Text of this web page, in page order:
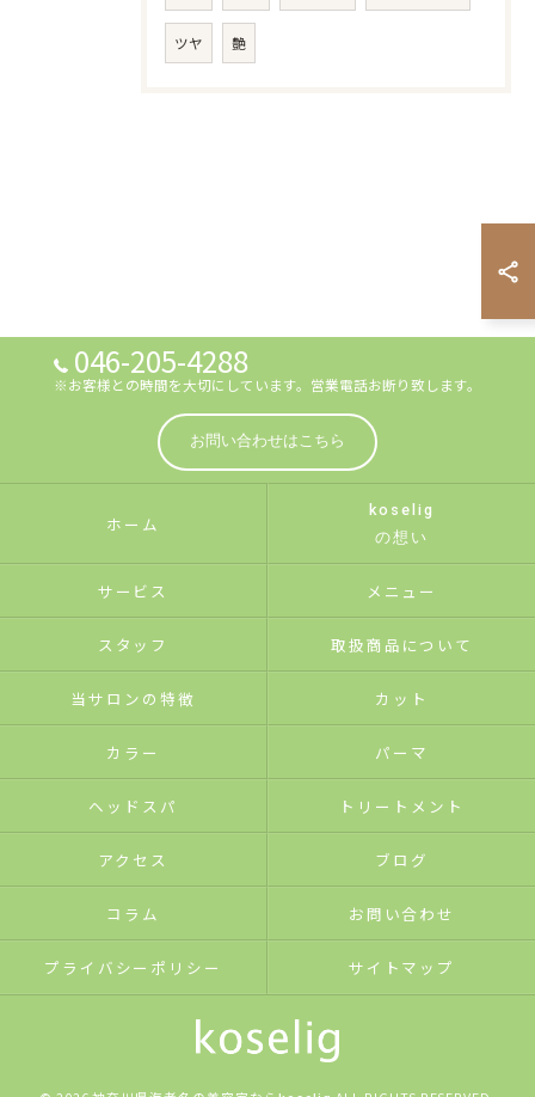
ツヤ 艶
046-205-4288
※お客様との時間を大切にしています。営業電話お断り致します。
お問い合わせはこちら
ホーム
koselig
の想い
サービス メニュー
スタッフ 取扱商品について
当サロンの特徴 カット
カラー パーマ
ヘッドスパ トリートメント
アクセス ブログ
コラム お問い合わせ
プライバシーポリシー サイトマップ